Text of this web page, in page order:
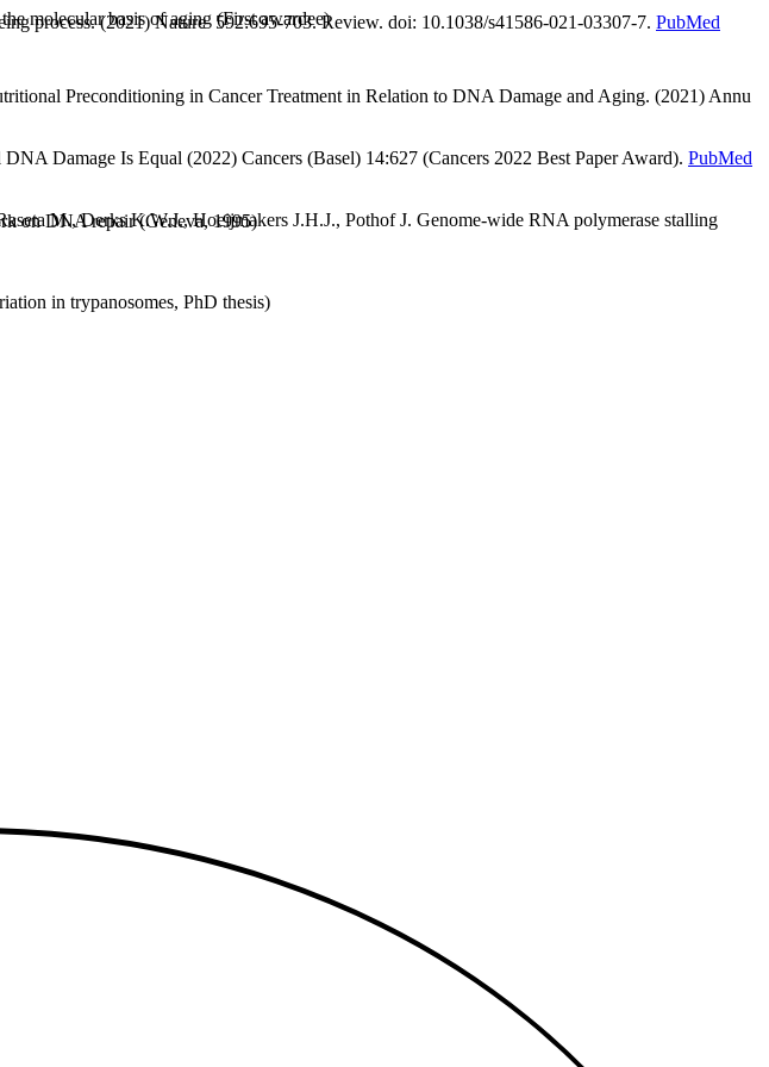
molecular basis of aging (First awardee)
on DNA repair (Geneva, 1995)
in trypanosomes, PhD thesis)
process. (2021) Nature 592:695-703. Review. doi: 10.1038/s41586-021-03307-7. PubMed
Preconditioning in Cancer Treatment in Relation to DNA Damage and Aging. (2021) Annu
Damage Is Equal (2022) Cancers (Basel) 14:627 (Cancers 2022 Best Paper Award). PubMed
M., Derks K.W.J., Hoeijmakers J.H.J., Pothof J. Genome-wide RNA polymerase stalling